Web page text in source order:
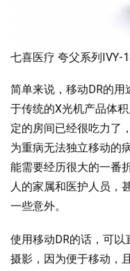
七喜医疗 夸父系列IVY-
简单来说，移动DR的
于传统的X光机产品体
定的房间已经很吃力了
为重病无法独立移动的
能需要经历很大的一番
人的家属和医护人员，
一些意外。
使用移动DR的话，可
摄影，因为便于移动，